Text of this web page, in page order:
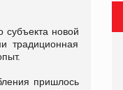
субъекта новой
традиционная
пришлось